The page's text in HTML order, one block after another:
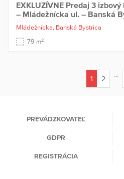
EXKLUZÍVNE Predaj 3
– Mládežnícka ul. – Banská
Mládežnícka, Banská Bystrica
79 m2
1
2 ...
PREVÁDZKOVATEĽ
GDPR
REGISTRÁCIA